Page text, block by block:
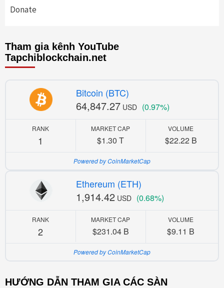
Donate
Tham gia kênh YouTube
Tapchiblockchain.net
Bitcoin (BTC)
64,847.27 USD (0.97%)
RANK
1
MARKET CAP
$1.30 T
VOLUME
$22.22 B
Powered by CoinMarketCap
Ethereum (ETH)
1,914.42 USD (0.68%)
RANK
2
MARKET CAP
$231.04 B
VOLUME
$9.11 B
Powered by CoinMarketCap
HƯỚNG DẪN THAM GIA CÁC SÀN